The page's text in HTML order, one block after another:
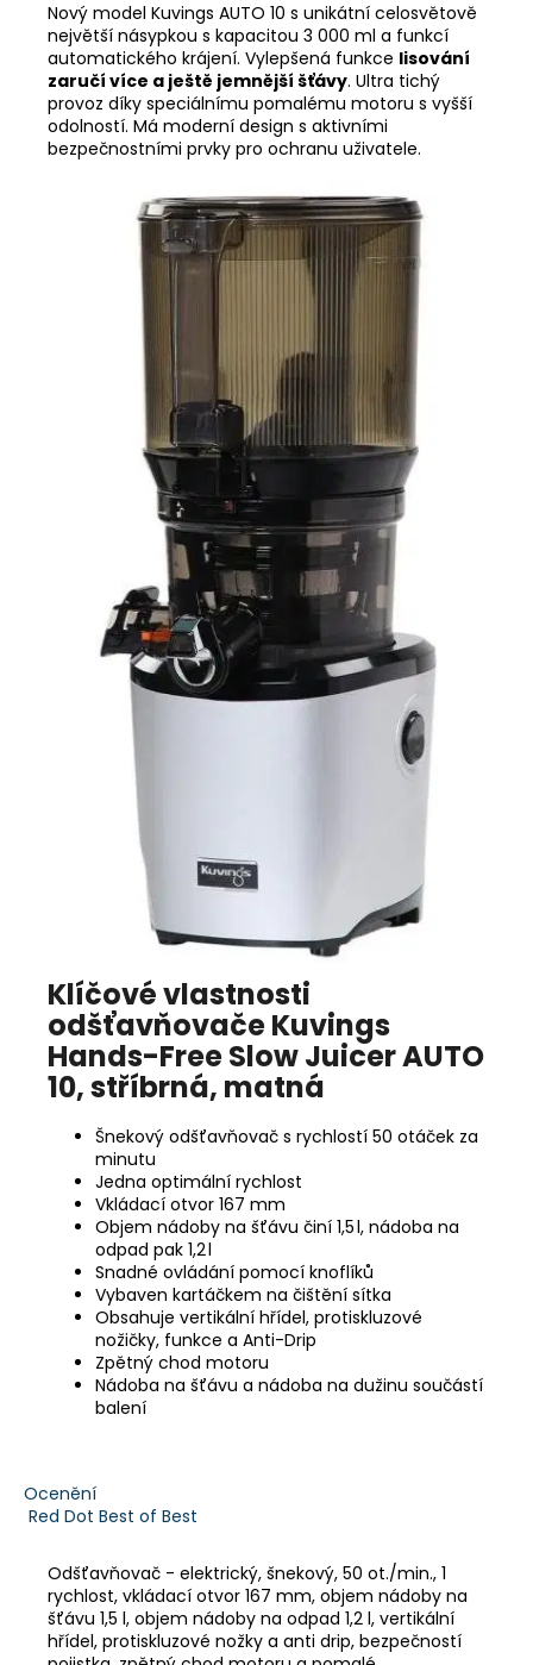
Nový model Kuvings AUTO 10 s unikátní celosvětově
největší násypkou s kapacitou 3 000 ml a funkcí
automatického krájení. Vylepšená funkce lisování
zaručí více a ještě jemnější šťávy. Ultra tichý
provoz díky speciálnímu pomalému motoru s vyšší
odolností. Má moderní design s aktivními
bezpečnostními prvky pro ochranu uživatele.
Klíčové vlastnosti
odšťavňovače Kuvings
Hands-Free Slow Juicer AUTO
10, stříbrná, matná
Šnekový odšťavňovač s rychlostí 50 otáček za
minutu
Jedna optimální rychlost
Vkládací otvor 167 mm
Objem nádoby na šťávu činí 1,5 l, nádoba na
odpad pak 1,2 l
Snadné ovládání pomocí knoflíků
Vybaven kartáčkem na čištění sítka
Obsahuje vertikální hřídel, protiskluzové
nožičky, funkce a Anti-Drip
Zpětný chod motoru
Nádoba na šťávu a nádoba na dužinu součástí
balení
Ocenění
Red Dot Best of Best
Odšťavňovač - elektrický, šnekový, 50 ot./min., 1
rychlost, vkládací otvor 167 mm, objem nádoby na
šťávu 1,5 l, objem nádoby na odpad 1,2 l, vertikální
hřídel, protiskluzové nožky a anti drip, bezpečností